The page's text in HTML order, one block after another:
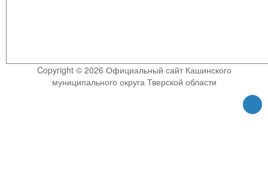
Copyright © 2026 Официальный сайт Кашинского
муниципального округа Тверской области